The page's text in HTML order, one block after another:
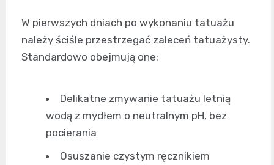
W pierwszych dniach po wykonaniu tatuażu
należy ściśle przestrzegać zaleceń tatuażysty.
Standardowo obejmują one:
Delikatne zmywanie tatuażu letnią
wodą z mydłem o neutralnym pH, bez
pocierania
Osuszanie czystym ręcznikiem